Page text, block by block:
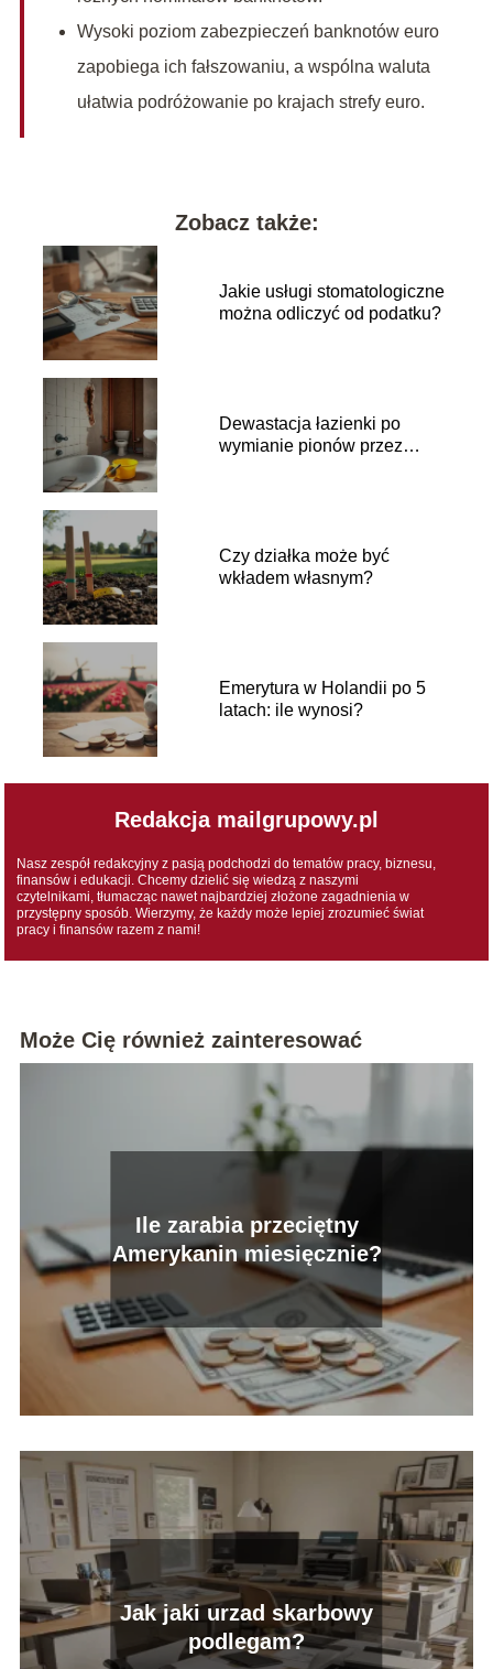
Wysoki poziom zabezpieczeń banknotów euro
zapobiega ich fałszowaniu, a wspólna waluta
ułatwia podróżowanie po krajach strefy euro.
Zobacz także:
Jakie usługi stomatologiczne
można odliczyć od podatku?
Dewastacja łazienki po
wymianie pionów przez
Czy działka może być
wkładem własnym?
Emerytura w Holandii po 5
latach: ile wynosi?
Redakcja mailgrupowy.pl
Nasz zespół redakcyjny z pasją podchodzi do tematów pracy, biznesu,
finansów i edukacji. Chcemy dzielić się wiedzą z naszymi
czytelnikami, tłumacząc nawet najbardziej złożone zagadnienia w
przystępny sposób. Wierzymy, że każdy może lepiej zrozumieć świat
pracy i finansów razem z nami!
Może Cię również zainteresować
Ile zarabia przeciętny
Amerykanin miesięcznie?
Jak jaki urzad skarbowy
podlegam?